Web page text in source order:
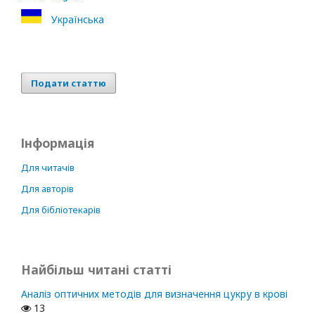
Українська
Подати статтю
Інформація
Для читачів
Для авторів
Для бібліотекарів
Найбільш читані статті
Аналіз оптичних методів для визначення цукру в крові
13